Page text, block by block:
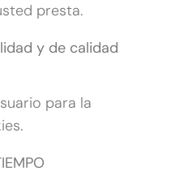
presta.
y de calidad
para la